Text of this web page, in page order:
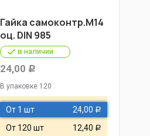
Гайка самоконтр.М14
оц. DIN 985
в наличии
24,00 Р
В упаковке 120
От 1 шт 24,00 Р
От 120 шт 12,40 Р